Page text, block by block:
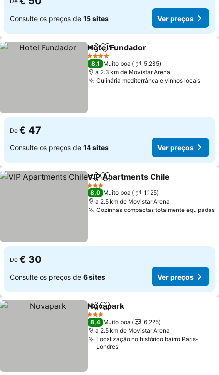
Consulte os preços de 15 sites Ver preços
PartilharAdicionar aos favoritos
Hotel Fundador
4 Estrelas
8,1 Muito boa
5.235
a 2.3 km de Movistar Arena
Culinária mediterrânea e vinhos locaisVer
De € 47
Consulte os preços de 14 sites Ver preços
PartilharAdicionar aos favoritos
VIP Apartments Chile
3 Estrelas
8,0 Muito boa
1.125
a 2.5 km de Movistar Arena
Cozinhas compactas totalmente equipadas
De € 30
Consulte os preços de 6 sites Ver preços
PartilharAdicionar aos favoritos
Novapark
3 Estrelas
8,4 Muito boa
6.225
a 2.5 km de Movistar Arena
Localização no histórico bairro Paris-
Londres